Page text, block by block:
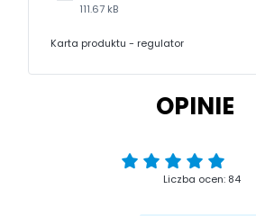
111.67 kB
Karta produktu - regulator
OPINIE
Liczba ocen: 84